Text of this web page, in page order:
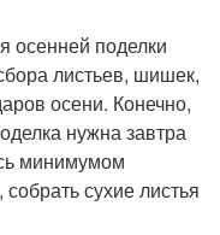
осенней поделки
листьев, шишек,
осени. Конечно,
нужна завтра
минимумом
сухие листья